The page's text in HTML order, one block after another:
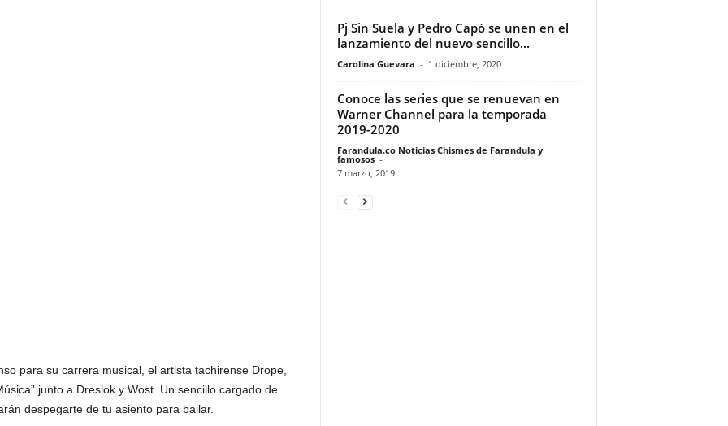
para su carrera musical, el artista tachirense Drope,
junto a Dreslok y Wost. Un sencillo cargado de
despegarte de tu asiento para bailar.
Pj Sin Suela y Pedro Capó se unen en el
lanzamiento del nuevo sencillo...
Carolina Guevara - 1 diciembre, 2020
Conoce las series que se renuevan en
Warner Channel para la temporada
2019-2020
Farandula.co Noticias Chismes de Farandula y
famosos -
7 marzo, 2019